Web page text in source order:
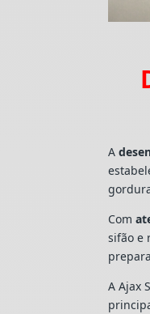
A
Com
sifão e
A Ajax